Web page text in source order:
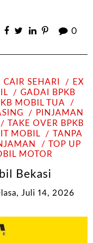
0
CAIR SEHARI
EX
GADAI BPKB
MOBIL TUA
PINJAMAN
TAKE OVER BPKB
MOBIL
TANPA
TOP UP
MOTOR
Bekasi
Juli 14, 2026